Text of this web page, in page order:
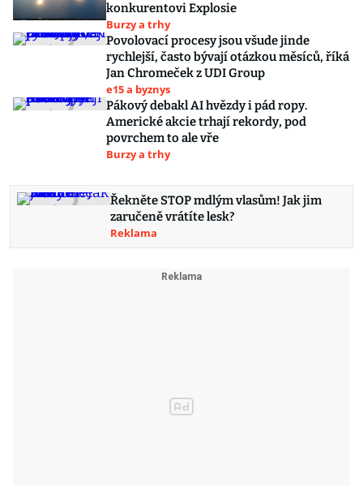
konkurentovi Explosie
Burzy a trhy
Povolovací procesy jsou všude jinde
rychlejší, často bývají otázkou měsíců, říká
Jan Chromeček z UDI Group
e15 a byznys
Pákový debakl AI hvězdy i pád ropy.
Americké akcie trhají rekordy, pod
povrchem to ale vře
Burzy a trhy
Řekněte STOP mdlým vlasům! Jak jim
zaručeně vrátíte lesk?
Reklama